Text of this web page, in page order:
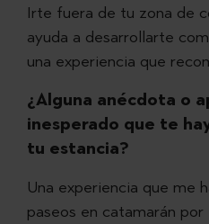
Irte fuera de tu zona de
ayuda a desarrollarte
una experiencia que
¿Alguna anécdota o
inesperado que te
tu estancia?
Una experiencia que me
paseos en catamarán